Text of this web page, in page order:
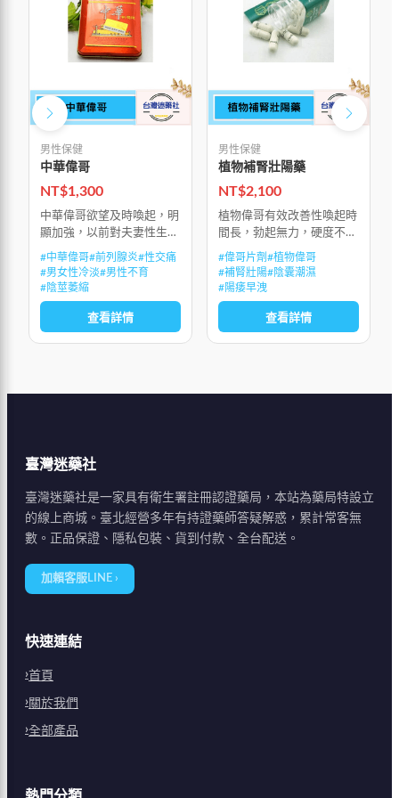
男性保健
中華偉哥
NT$1,300
中華偉哥欲望及時喚起，明
顯加強，以前對夫妻性生活
的懼怕感，隨時被沖動所替
代，能多次射精並達到多次
高潮，房事後能迅速生長補
充精子，不會因精歇而產生
疲勞感和影響腎功
#中華偉哥#前列腺炎#性交痛
#男女性冷淡#男性不育
#陰莖萎縮
查看詳情
男性保健
植物補腎壯陽藥
NT$2,100
植物偉哥有效改善性喚起時
間長，勃起無力，硬度不
夠，陽痿早洩，性生活持續
時間不夠，興奮和敏感度
低，性生活質量低下，射精
無力，射精疼痛，前列腺
炎，前列腺增生，陰
#偉哥片劑#植物偉哥
#補腎壯陽#陰囊潮濕
#陽痿早洩
查看詳情
臺灣迷藥社
臺灣迷藥社是一家具有衛生署註冊認證藥局，本站為藥局特設立
的線上商城。臺北經營多年有持證藥師答疑解惑，累計常客無
數。正品保證、隱私包裝、貨到付款、全台配送。
加賴客服LINE ›
快速連結
首頁
關於我們
全部產品